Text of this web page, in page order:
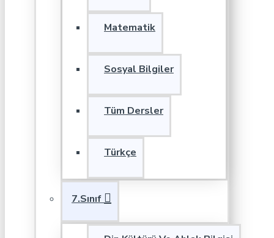
Matematik
Sosyal Bilgiler
Tüm Dersler
Türkçe
7.Sınıf